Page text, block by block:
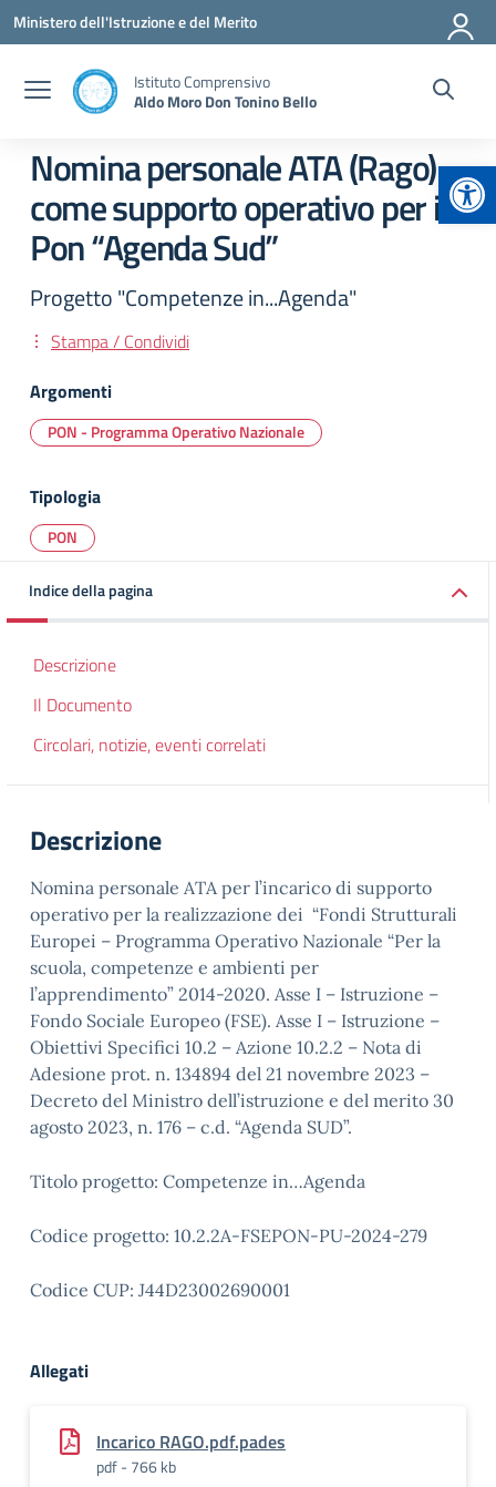
Vai ai contenuti
Vai al menu di navigazione
Vai al footer
Ministero dell'Istruzione e del Merito
Istituto Comprensivo
Aldo Moro Don Tonino Bello
Nomina personale ATA (Rago)
come supporto operativo per il
Pon “Agenda Sud”
Progetto "Competenze in...Agenda"
Stampa / Condividi
Argomenti
PON - Programma Operativo Nazionale
Tipologia
PON
Indice della pagina
Descrizione
Il Documento
Circolari, notizie, eventi correlati
Descrizione
Nomina personale ATA per l’incarico di supporto
operativo per la realizzazione dei “Fondi Strutturali
Europei – Programma Operativo Nazionale “Per la
scuola, competenze e ambienti per
l’apprendimento” 2014-2020. Asse I – Istruzione –
Fondo Sociale Europeo (FSE). Asse I – Istruzione –
Obiettivi Specifici 10.2 – Azione 10.2.2 – Nota di
Adesione prot. n. 134894 del 21 novembre 2023 –
Decreto del Ministro dell’istruzione e del merito 30
agosto 2023, n. 176 – c.d. “Agenda SUD”.
Titolo progetto: Competenze in…Agenda
Codice progetto: 10.2.2A-FSEPON-PU-2024-279
Codice CUP: J44D23002690001
Allegati
Incarico RAGO.pdf.pades
pdf - 766 kb